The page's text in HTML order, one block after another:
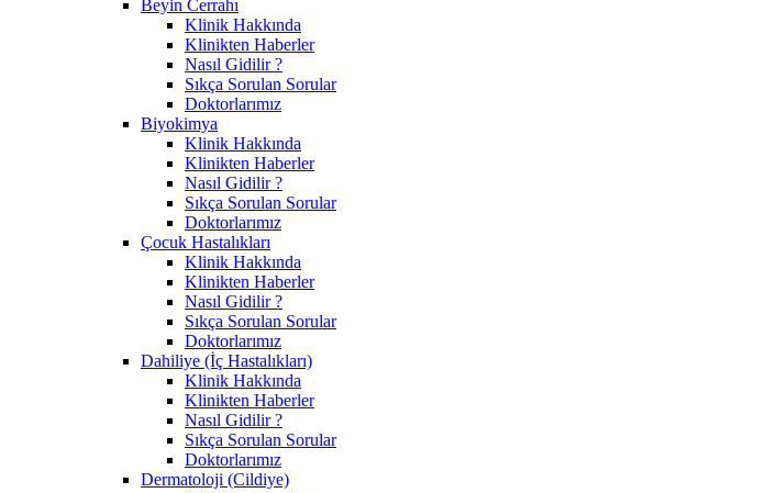
Beyin Cerrahı
Klinik Hakkında
Klinikten Haberler
Nasıl Gidilir ?
Sıkça Sorulan Sorular
Doktorlarımız
Biyokimya
Klinik Hakkında
Klinikten Haberler
Nasıl Gidilir ?
Sıkça Sorulan Sorular
Doktorlarımız
Çocuk Hastalıkları
Klinik Hakkında
Klinikten Haberler
Nasıl Gidilir ?
Sıkça Sorulan Sorular
Doktorlarımız
Dahiliye (İç Hastalıkları)
Klinik Hakkında
Klinikten Haberler
Nasıl Gidilir ?
Sıkça Sorulan Sorular
Doktorlarımız
Dermatoloji (Cildiye)